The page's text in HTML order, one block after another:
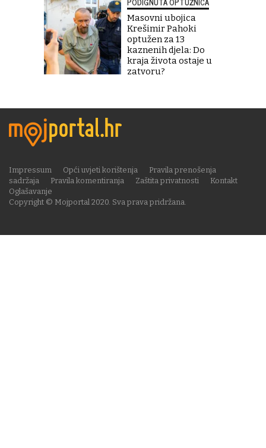
Masovni ubojica
Krešimir Pahoki
optužen za 13
kaznenih djela: Do
kraja života ostaje u
zatvoru?
Copyright © Mojportal 2020. Sva prava pridržana.
Impressum Opći uvjeti korištenja
Pravila prenošenja
sadržaja
Pravila komentiranja Zaštita privatnosti
Kontakt
Oglašavanje